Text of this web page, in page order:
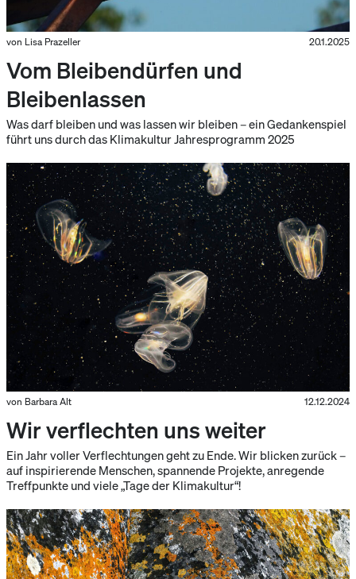
von Lisa Prazeller 20.1.2025
Vom Bleibendürfen und
Bleibenlassen
Was darf bleiben und was lassen wir bleiben – ein Gedankenspiel
führt uns durch das Klimakultur Jahresprogramm 2025
von Barbara Alt 12.12.2024
Wir verflechten uns weiter
Ein Jahr voller Verflechtungen geht zu Ende. Wir blicken zurück –
auf inspirierende Menschen, spannende Projekte, anregende
Treffpunkte und viele „Tage der Klimakultur“!